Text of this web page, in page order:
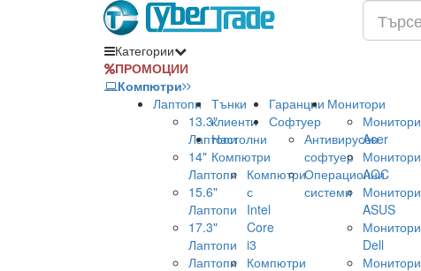
Категории
ПРОМОЦИИ
Компютри
Лаптопи
13.3"
Лаптопи
14"
Лаптопи
15.6"
Лаптопи
17.3"
Лаптопи
Лаптопи
Тънки
клиенти
Настолни
Компютри
Компютри
с
Intel
Core
i3
Компютри
Гаранции
Софтуер
Антивирусен
софтуер
Операционни
системи
Монитори
Монитори
Acer
Монитори
AOC
Монитори
ASUS
Монитори
Dell
Монитори